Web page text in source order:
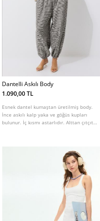
Dantelli Askılı Body
1.090,00 TL
Esnek dantel kumaştan üretilmiş body.
İnce askılı kalp yaka ve göğüs kupları
bulunur. İç kısmı astarlıdır. Alttan çıtçıt